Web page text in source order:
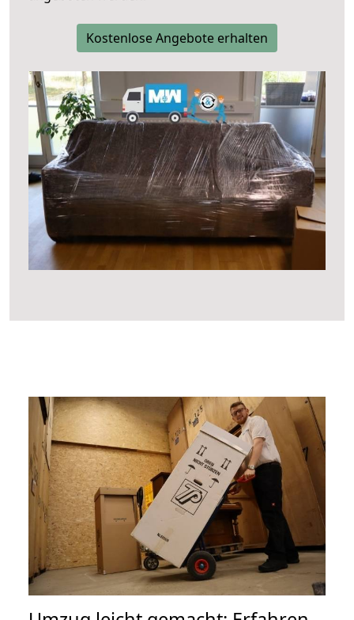
Kostenlose Angebote erhalten